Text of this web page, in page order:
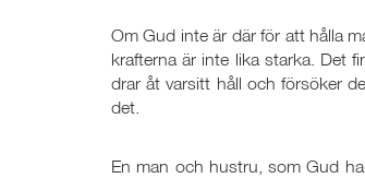
Om Gud inte är där för att hålla
krafterna är inte lika starka. Det
drar åt varsitt håll och försöker
det.
En man och hustru, som Gud